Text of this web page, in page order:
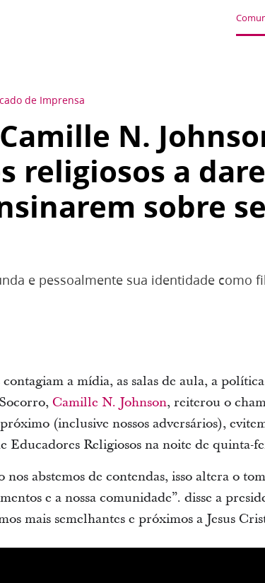
de Imprensa
N.
religiosos a
sobre
e pessoalmente sua identidade como
a mídia, as salas de aula, a
Camille N. Johnson, reiterou o
(inclusive nossos adversários),
Educadores Religiosos na noite de quinta-
abstemos de contendas, isso altera o
e a nossa comunidade”. disse a
mais semelhantes e próximos a Jesus